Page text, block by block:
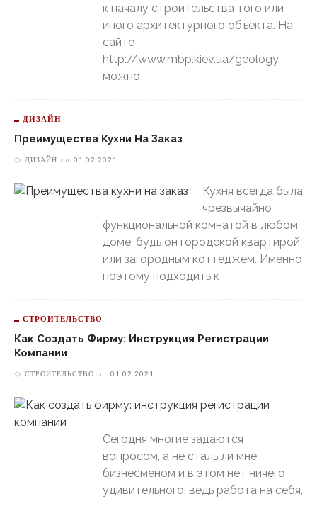
к началу строительства того или
иного архитектурного объекта. На
сайте
http://www.mbp.kiev.ua/geology
можно
ДИЗАЙН
Преимущества Кухни На Заказ
ДИЗАЙН on 01.02.2021
Кухня всегда была
чрезвычайно
функциональной комнатой в любом
доме, будь он городской квартирой
или загородным коттеджем. Именно
поэтому подходить к
СТРОИТЕЛЬСТВО
Как Создать Фирму: Инструкция Регистрации
Компании
СТРОИТЕЛЬСТВО on 01.02.2021
Сегодня многие задаются
вопросом, а не сталь ли мне
бизнесменом и в этом нет ничего
удивительного, ведь работа на себя,